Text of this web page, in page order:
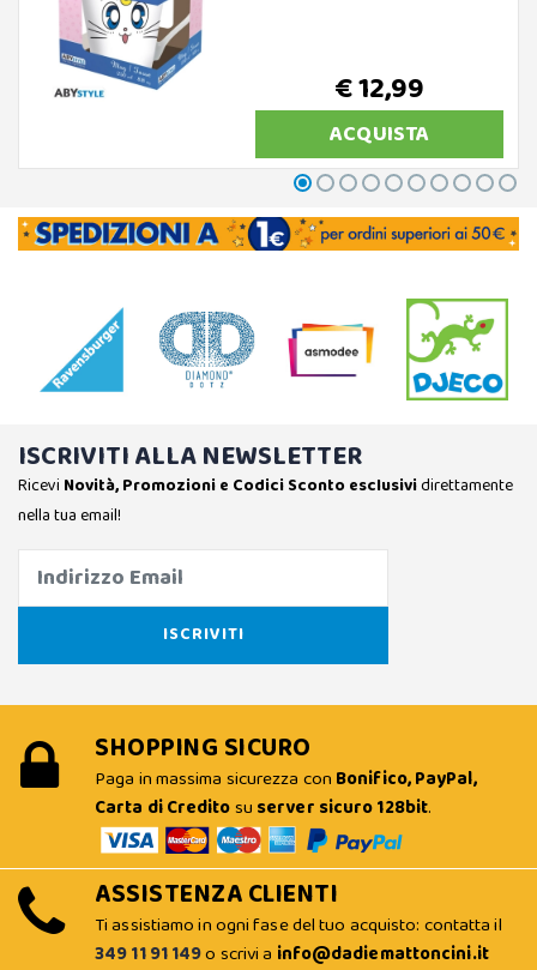
€ 12,99
ACQUISTA
ISCRIVITI ALLA NEWSLETTER
Ricevi Novità, Promozioni e Codici Sconto esclusividirettamente
nella tua email!
SHOPPING SICURO
Paga in massima sicurezza con Bonifico, PayPal,
Carta di Creditosu server sicuro 128bit.
ASSISTENZA CLIENTI
Ti assistiamo in ogni fase del tuo acquisto: contatta il
349 11 91 149o scrivi a info@dadiemattoncini.it